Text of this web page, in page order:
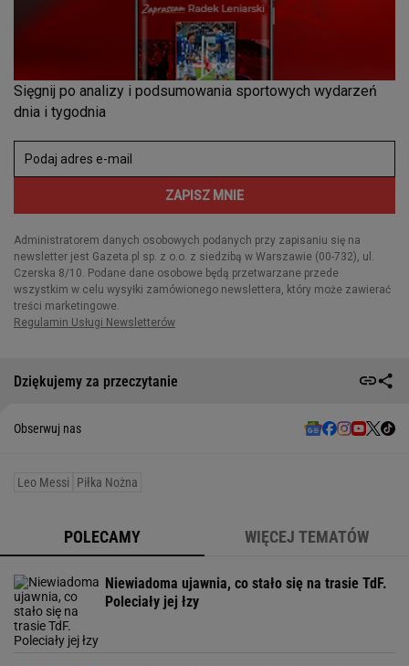
Dziękujemy za przeczytanie
Obserwuj nas
Leo Messi Piłka Nożna
POLECAMY WIĘCEJ TEMATÓW
Niewiadoma ujawnia, co stało się na trasie TdF.
Poleciały jej łzy